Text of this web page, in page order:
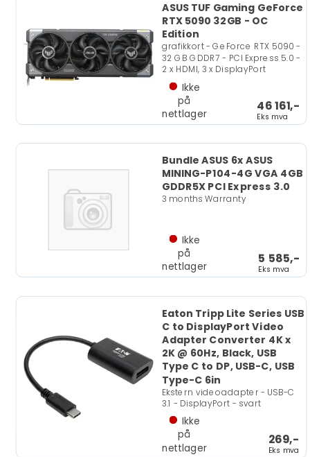
ASUS TUF Gaming GeForce
RTX 5090 32GB - OC
Edition
grafikkort - GeForce RTX 5090 -
32 GB GDDR7 - PCI Express 5.0 -
2 x HDMI, 3 x DisplayPort
46 161,-
Eks mva
Ikke
på
nettlager
Bundle ASUS 6x ASUS
MINING-P104-4G VGA 4GB
GDDR5X PCI Express 3.0
3 months Warranty
5 585,-
Eks mva
Ikke
på
nettlager
Eaton Tripp Lite Series USB
C to DisplayPort Video
Adapter Converter 4K x
2K @ 60Hz, Black, USB
Type C to DP, USB-C, USB
Type-C 6in
Ekstern videoadapter - USB-C
3.1 - DisplayPort - svart
269,-
Eks mva
Ikke
på
nettlager